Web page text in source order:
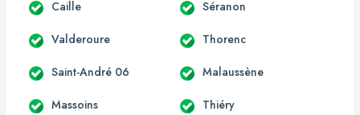
Caille Séranon
Valderoure Thorenc
Saint-André 06 Malaussène
Massoins Thiéry